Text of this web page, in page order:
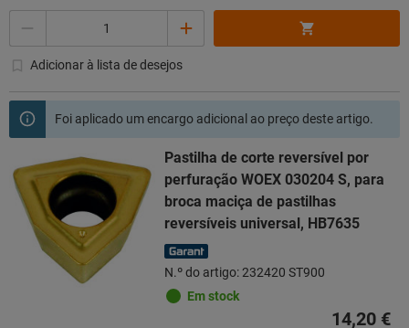
Adicionar à lista de desejos
Foi aplicado um encargo adicional ao preço deste artigo.
Pastilha de corte reversível por
perfuração WOEX 030204 S, para
broca maciça de pastilhas
reversíveis universal, HB7635
N.º do artigo: 232420 ST900
Em stock
14,20 €